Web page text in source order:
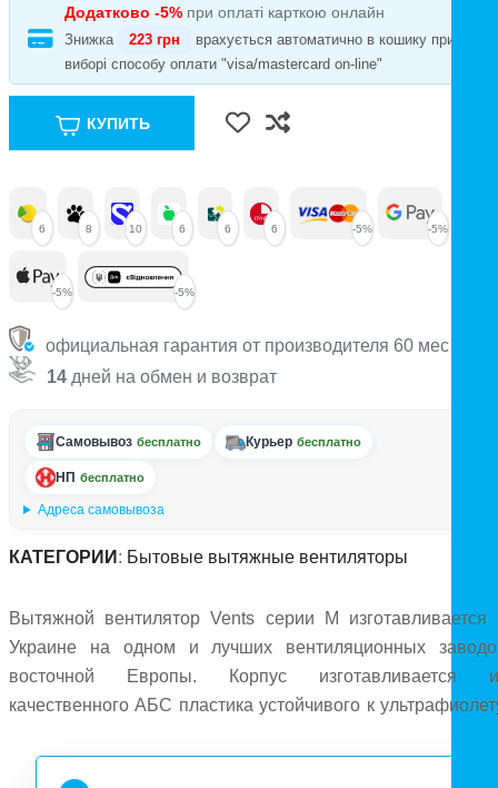
Додатково -5% при оплаті карткою онлайн
Знижка 223 грн
врахується автоматично в кошику при
виборі способу оплати "visa/mastercard on-line"
КУПИТЬ
6 8 10 6 6 6 -5% -5%
-5% -5%
официальная гарантия от производителя 60 мес
14 дней на обмен и возврат
Самовывоз бесплатно Курьер бесплатно
НП бесплатно
Адреса самовывоза
КАТЕГОРИИ : Бытовые вытяжные вентиляторы
Вытяжной вентилятор Vents серии М изготавливается
Украине на одном и лучших вентиляционных
восточной Европы. Корпус изготавливается
качественного АБС пластика устойчивого к
и могут подключаться как к воздуховоду, так и напрямую